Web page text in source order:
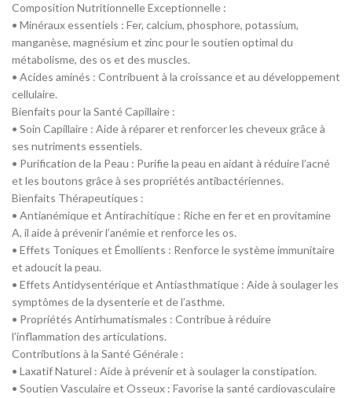
Composition Nutritionnelle Exceptionnelle :
• Minéraux essentiels : Fer, calcium, phosphore, potassium,
manganèse, magnésium et zinc pour le soutien optimal du
métabolisme, des os et des muscles.
• Acides aminés : Contribuent à la croissance et au développement
cellulaire.
Bienfaits pour la Santé Capillaire :
• Soin Capillaire : Aide à réparer et renforcer les cheveux grâce à
ses nutriments essentiels.
• Purification de la Peau : Purifie la peau en aidant à réduire l’acné
et les boutons grâce à ses propriétés antibactériennes.
Bienfaits Thérapeutiques :
• Antianémique et Antirachitique : Riche en fer et en provitamine
A, il aide à prévenir l’anémie et renforce les os.
• Effets Toniques et Émollients : Renforce le système immunitaire
et adoucit la peau.
• Effets Antidysentérique et Antiasthmatique : Aide à soulager les
symptômes de la dysenterie et de l’asthme.
• Propriétés Antirhumatismales : Contribue à réduire
l’inflammation des articulations.
Contributions à la Santé Générale :
• Laxatif Naturel : Aide à prévenir et à soulager la constipation.
• Soutien Vasculaire et Osseux : Favorise la santé cardiovasculaire